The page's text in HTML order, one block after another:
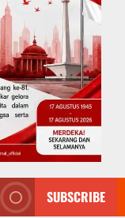
SUBSCRIBE